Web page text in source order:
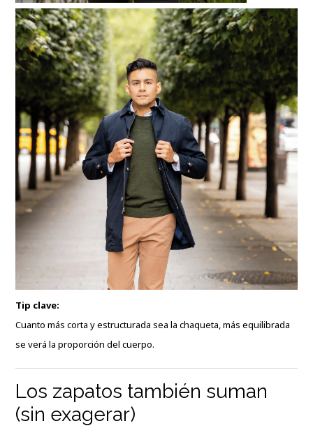
Tip clave:
Cuanto más corta y estructurada sea la chaqueta, más equilibrada
se verá la proporción del cuerpo.
Los zapatos también suman
(sin exagerar)